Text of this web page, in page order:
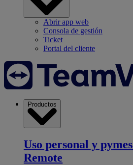
Abrir app web
Consola de gestión
Ticket
Portal del cliente
Productos
Uso personal y pymes
Remote